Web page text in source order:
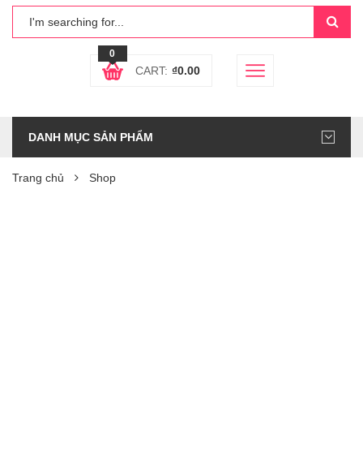
0
CART: ₫0.00
DANH MỤC SẢN PHẨM
Trang chủ Shop